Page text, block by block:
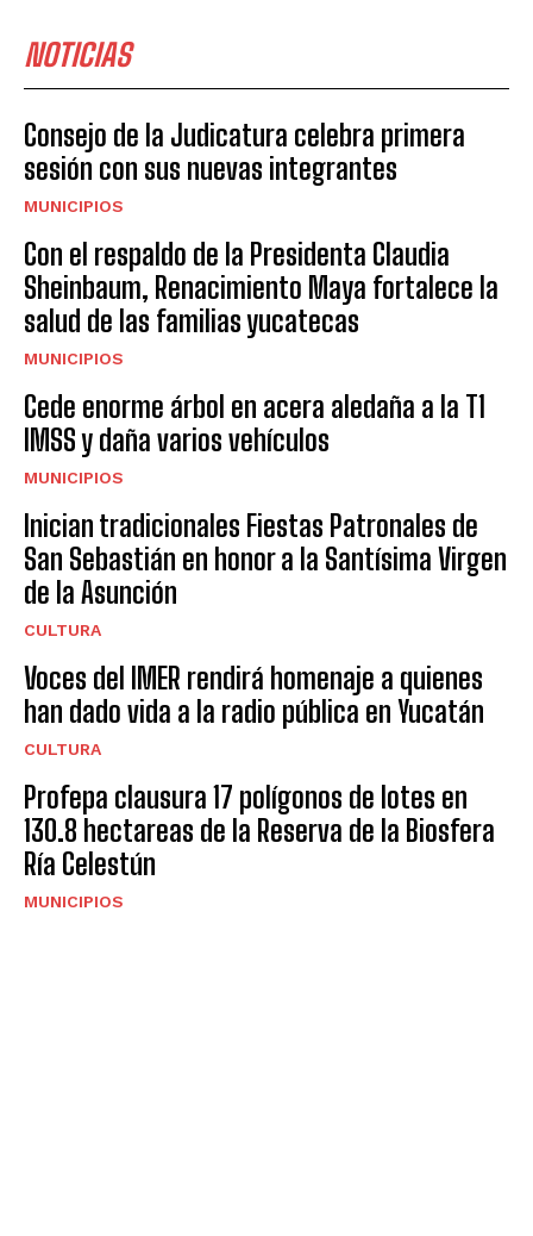
NOTICIAS
Consejo de la Judicatura celebra primera
sesión con sus nuevas integrantes
MUNICIPIOS
Con el respaldo de la Presidenta Claudia
Sheinbaum, Renacimiento Maya fortalece la
salud de las familias yucatecas
MUNICIPIOS
Cede enorme árbol en acera aledaña a la T1
IMSS y daña varios vehículos
MUNICIPIOS
Inician tradicionales Fiestas Patronales de
San Sebastián en honor a la Santísima Virgen
de la Asunción
CULTURA
Voces del IMER rendirá homenaje a quienes
han dado vida a la radio pública en Yucatán
CULTURA
Profepa clausura 17 polígonos de lotes en
130.8 hectareas de la Reserva de la Biosfera
Ría Celestún
MUNICIPIOS